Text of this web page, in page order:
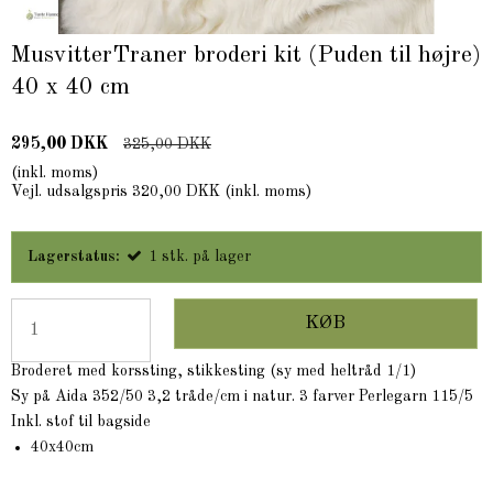
MusvitterTraner broderi kit (Puden til højre)
40 x 40 cm
295,00 DKK
325,00 DKK
(inkl. moms)
Vejl. udsalgspris 320,00 DKK (inkl. moms)
Lagerstatus: 1 stk. på lager
KØB
Broderet med korssting, stikkesting (sy med heltråd 1/1)
Sy på Aida 352/50 3,2 tråde/cm i natur. 3 farver Perlegarn 115/5
Inkl. stof til bagside
40x40cm